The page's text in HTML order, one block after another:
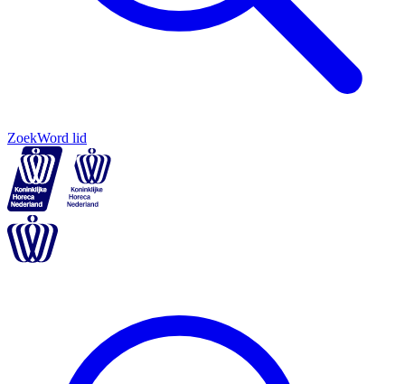
ZoekWord lid